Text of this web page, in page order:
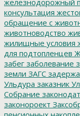
консультация
обращение с
животноводство
жилищные условия
для подтопленцев
забег заболевание
земли ЗАГС
Ульдура заказник
Собрание
законороект